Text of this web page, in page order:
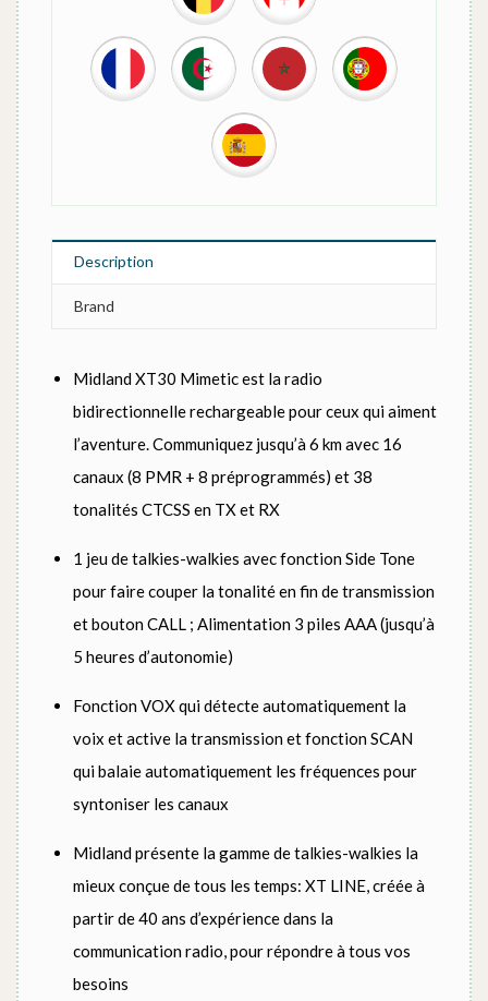
Description
Brand
Midland XT30 Mimetic est la radio
bidirectionnelle rechargeable pour ceux qui aiment
l’aventure. Communiquez jusqu’à 6 km avec 16
canaux (8 PMR + 8 préprogrammés) et 38
tonalités CTCSS en TX et RX
1 jeu de talkies-walkies avec fonction Side Tone
pour faire couper la tonalité en fin de transmission
et bouton CALL ; Alimentation 3 piles AAA (jusqu’à
5 heures d’autonomie)
Fonction VOX qui détecte automatiquement la
voix et active la transmission et fonction SCAN
qui balaie automatiquement les fréquences pour
syntoniser les canaux
Midland présente la gamme de talkies-walkies la
mieux conçue de tous les temps: XT LINE, créée à
partir de 40 ans d’expérience dans la
communication radio, pour répondre à tous vos
besoins